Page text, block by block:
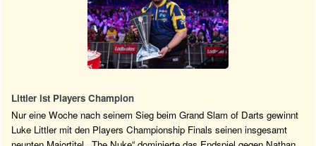
Littler ist Players Champion
Nur eine Woche nach seinem Sieg beim Grand Slam of Darts gewinnt
Luke Littler mit den Players Championship Finals seinen insgesamt